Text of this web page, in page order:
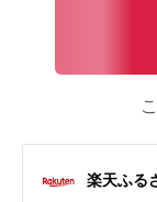
楽天ふる